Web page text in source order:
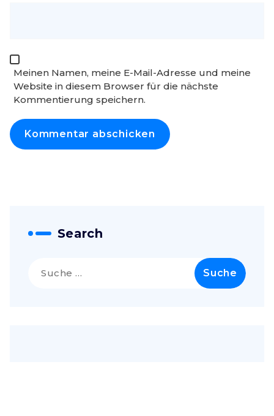
Meinen Namen, meine E-Mail-Adresse und meine
Website in diesem Browser für die nächste
Kommentierung speichern.
Search
nach: